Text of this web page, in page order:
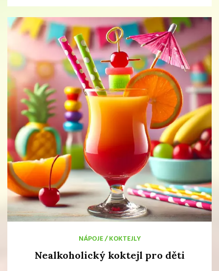
NÁPOJE/KOKTEJLY
Nealkoholický koktejl pro děti